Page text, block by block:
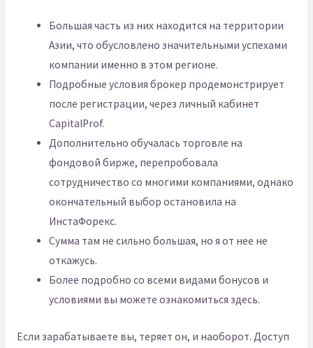
Большая часть из них находится на территории
Азии, что обусловлено значительными успехами
компании именно в этом регионе.
Подробные условия брокер продемонстрирует
после регистрации, через личный кабинет
CapitalProf.
Дополнительно обучалась торговле на
фондовой бирже, перепробовала
сотрудничество со многими компаниями, однако
окончательный выбор остановила на
ИнстаФорекс.
Сумма там не сильно большая, но я от нее не
откажусь.
Более подробно со всеми видами бонусов и
условиями вы можете ознакомиться здесь.
Если зарабатываете вы, теряет он, и наоборот. Доступ